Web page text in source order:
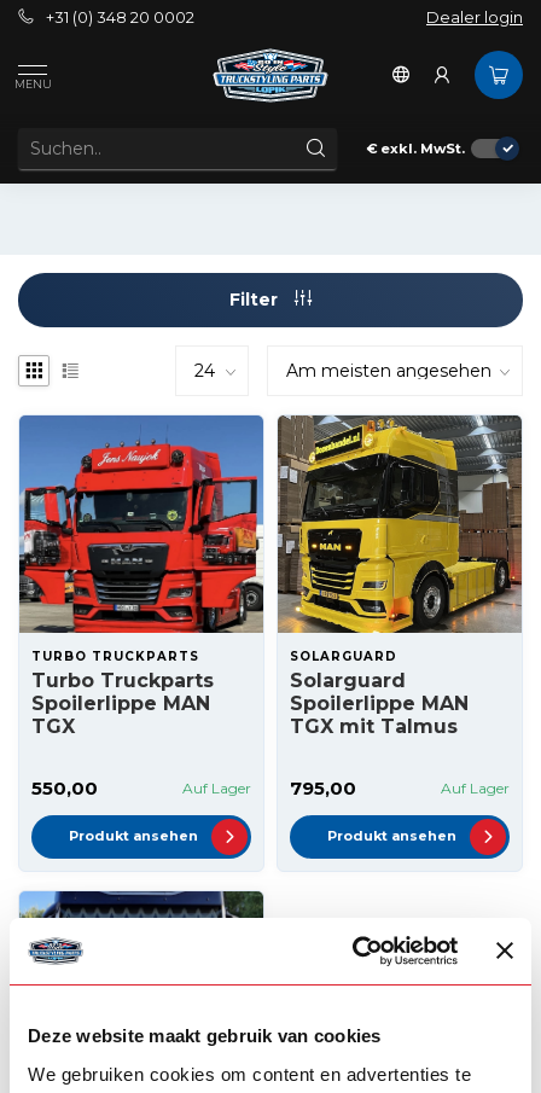
Deze website maakt gebruik van cookies
We gebruiken cookies om content en advertenties te
+31 (0) 348 20 0002 Dealer login
MENU
€ exkl. MwSt.
Außenbereich
MAN UNTER SPOILERN
Spoilerwarnung für MAN
Filter
TURBO TRUCKPARTS
Turbo Truckparts
Spoilerlippe MAN
TGX
550,00 Auf Lager
Produkt ansehen
SOLARGUARD
Solarguard
Spoilerlippe MAN
TGX mit Talmus
795,00 Auf Lager
Produkt ansehen